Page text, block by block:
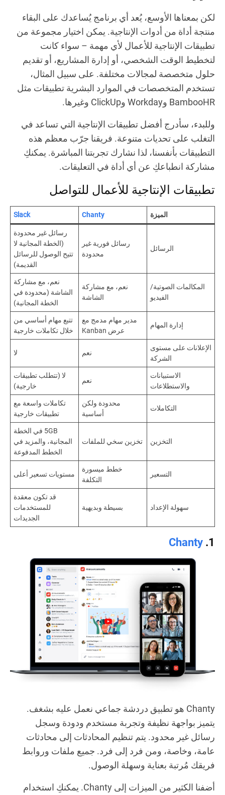
لكن بمعناها الأوسع، يُعد أي برنامج يُساعدك على البقاء
منتجة أداة من أدوات الإنتاجية. يمكن اختيار مجموعة من
تطبيقات الإنتاجية للأعمال لأي مهمة – سواء كانت
لتخطيط الوقت الشخصي، أو إدارة المشاريع، أو تقديم
حلول متخصصة لمجالات مختلفة. على سبيل المثال،
تستخدم المتخصصات في الموارد البشرية تطبيقات مثل
BambooHR وWorkday وClickUp وغيرها.
وللبدء، سأدرج أفضل تطبيقات الإنتاجية التي تساعد في
التغلب على تحديات متنوعة. فريقنا جرّب معظم هذه
التطبيقات بأنفسنا، لذا نشارك تجربتنا المباشرة. يمكنكِ
مشاركة انطباعكِ عن أي أداة في التعليقات.
تطبيقات الإنتاجية للأعمال للتواصل
الميزة Chanty
Slack
الرسائل
رسائل فورية غير
محدودة
رسائل غير محدودة
(الخطة المجانية لا
تتيح الوصول للرسائل
القديمة)
المكالمات الصوتية/
الفيديو
نعم، مع مشاركة
الشاشة
نعم، مع مشاركة
الشاشة (محدودة في
الخطة المجانية)
إدارة المهام
مدير مهام مدمج مع
عرض Kanban
تتبع مهام أساسي من
خلال تكاملات خارجية
الإعلانات على مستوى
الشركة
نعم لا
الاستبيانات
والاستطلاعات
نعم
لا (تتطلب تطبيقات
خارجية)
التكاملات
محدودة ولكن
أساسية
تكاملات واسعة مع
تطبيقات خارجية
التخزين تخزين سخي للملفات
5GB في الخطة
المجانية، والمزيد في
الخطط المدفوعة
التسعير
خطط ميسورة
التكلفة
مستويات تسعير أعلى
سهولة الإعداد بسيطة وبديهية
قد تكون معقدة
للمستخدمات
الجديدات
1.
Chanty
Chanty هو تطبيق دردشة جماعي نعمل عليه بشغف.
يتميز بواجهة نظيفة وتجربة مستخدم ودودة وسجل
رسائل غير محدود. يتم تنظيم المحادثات إلى محادثات
عامة، وخاصة، ومن فرد إلى فرد. جميع ملفات وروابط
فريقك مُرتبة بعناية وسهلة الوصول.
أضفنا الكثير من الميزات إلى Chanty. يمكنكِ استخدام